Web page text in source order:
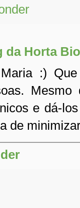
da Horta
:)
e dá-
de